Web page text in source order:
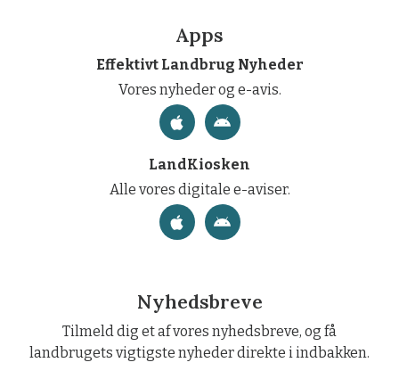
Apps
Effektivt Landbrug Nyheder
Vores nyheder og e-avis.
LandKiosken
Alle vores digitale e-aviser.
Nyhedsbreve
Tilmeld dig et af vores nyhedsbreve, og få
landbrugets vigtigste nyheder direkte i indbakken.